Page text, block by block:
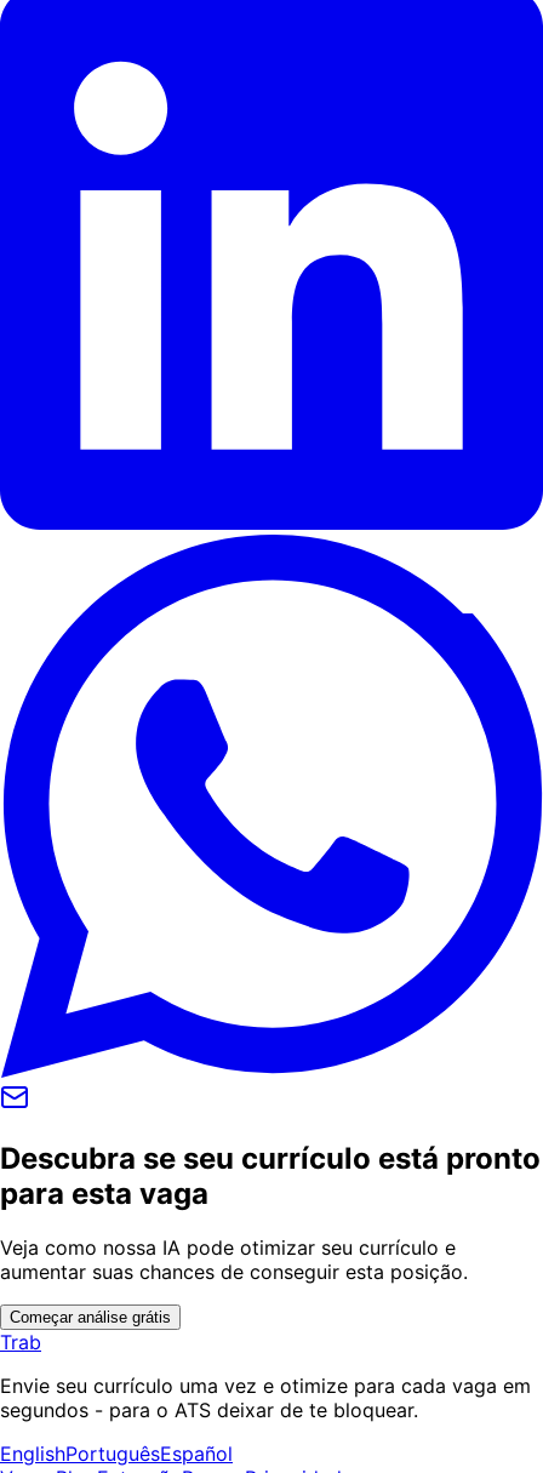
Descubra se seu currículo está pronto
para esta vaga
Veja como nossa IA pode otimizar seu currículo e
aumentar suas chances de conseguir esta posição.
Começar análise grátis
Trab
Envie seu currículo uma vez e otimize para cada vaga em
segundos - para o ATS deixar de te bloquear.
EnglishPortuguêsEspañol